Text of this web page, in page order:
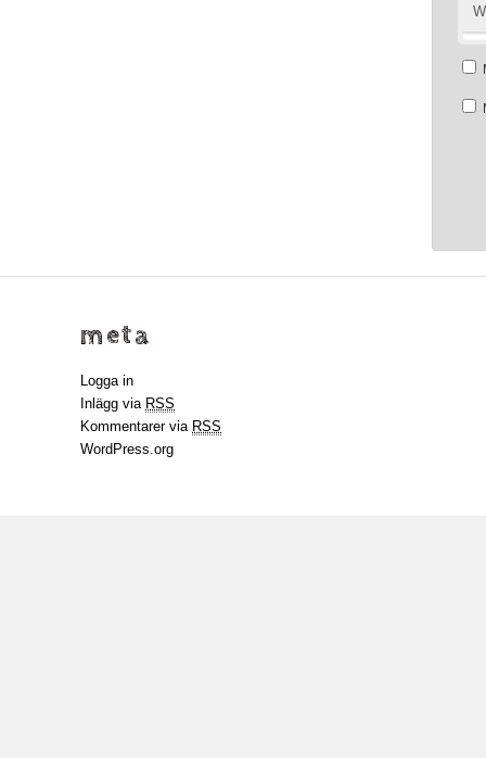
meta
Logga in
Inlägg via RSS
Kommentarer via RSS
WordPress.org